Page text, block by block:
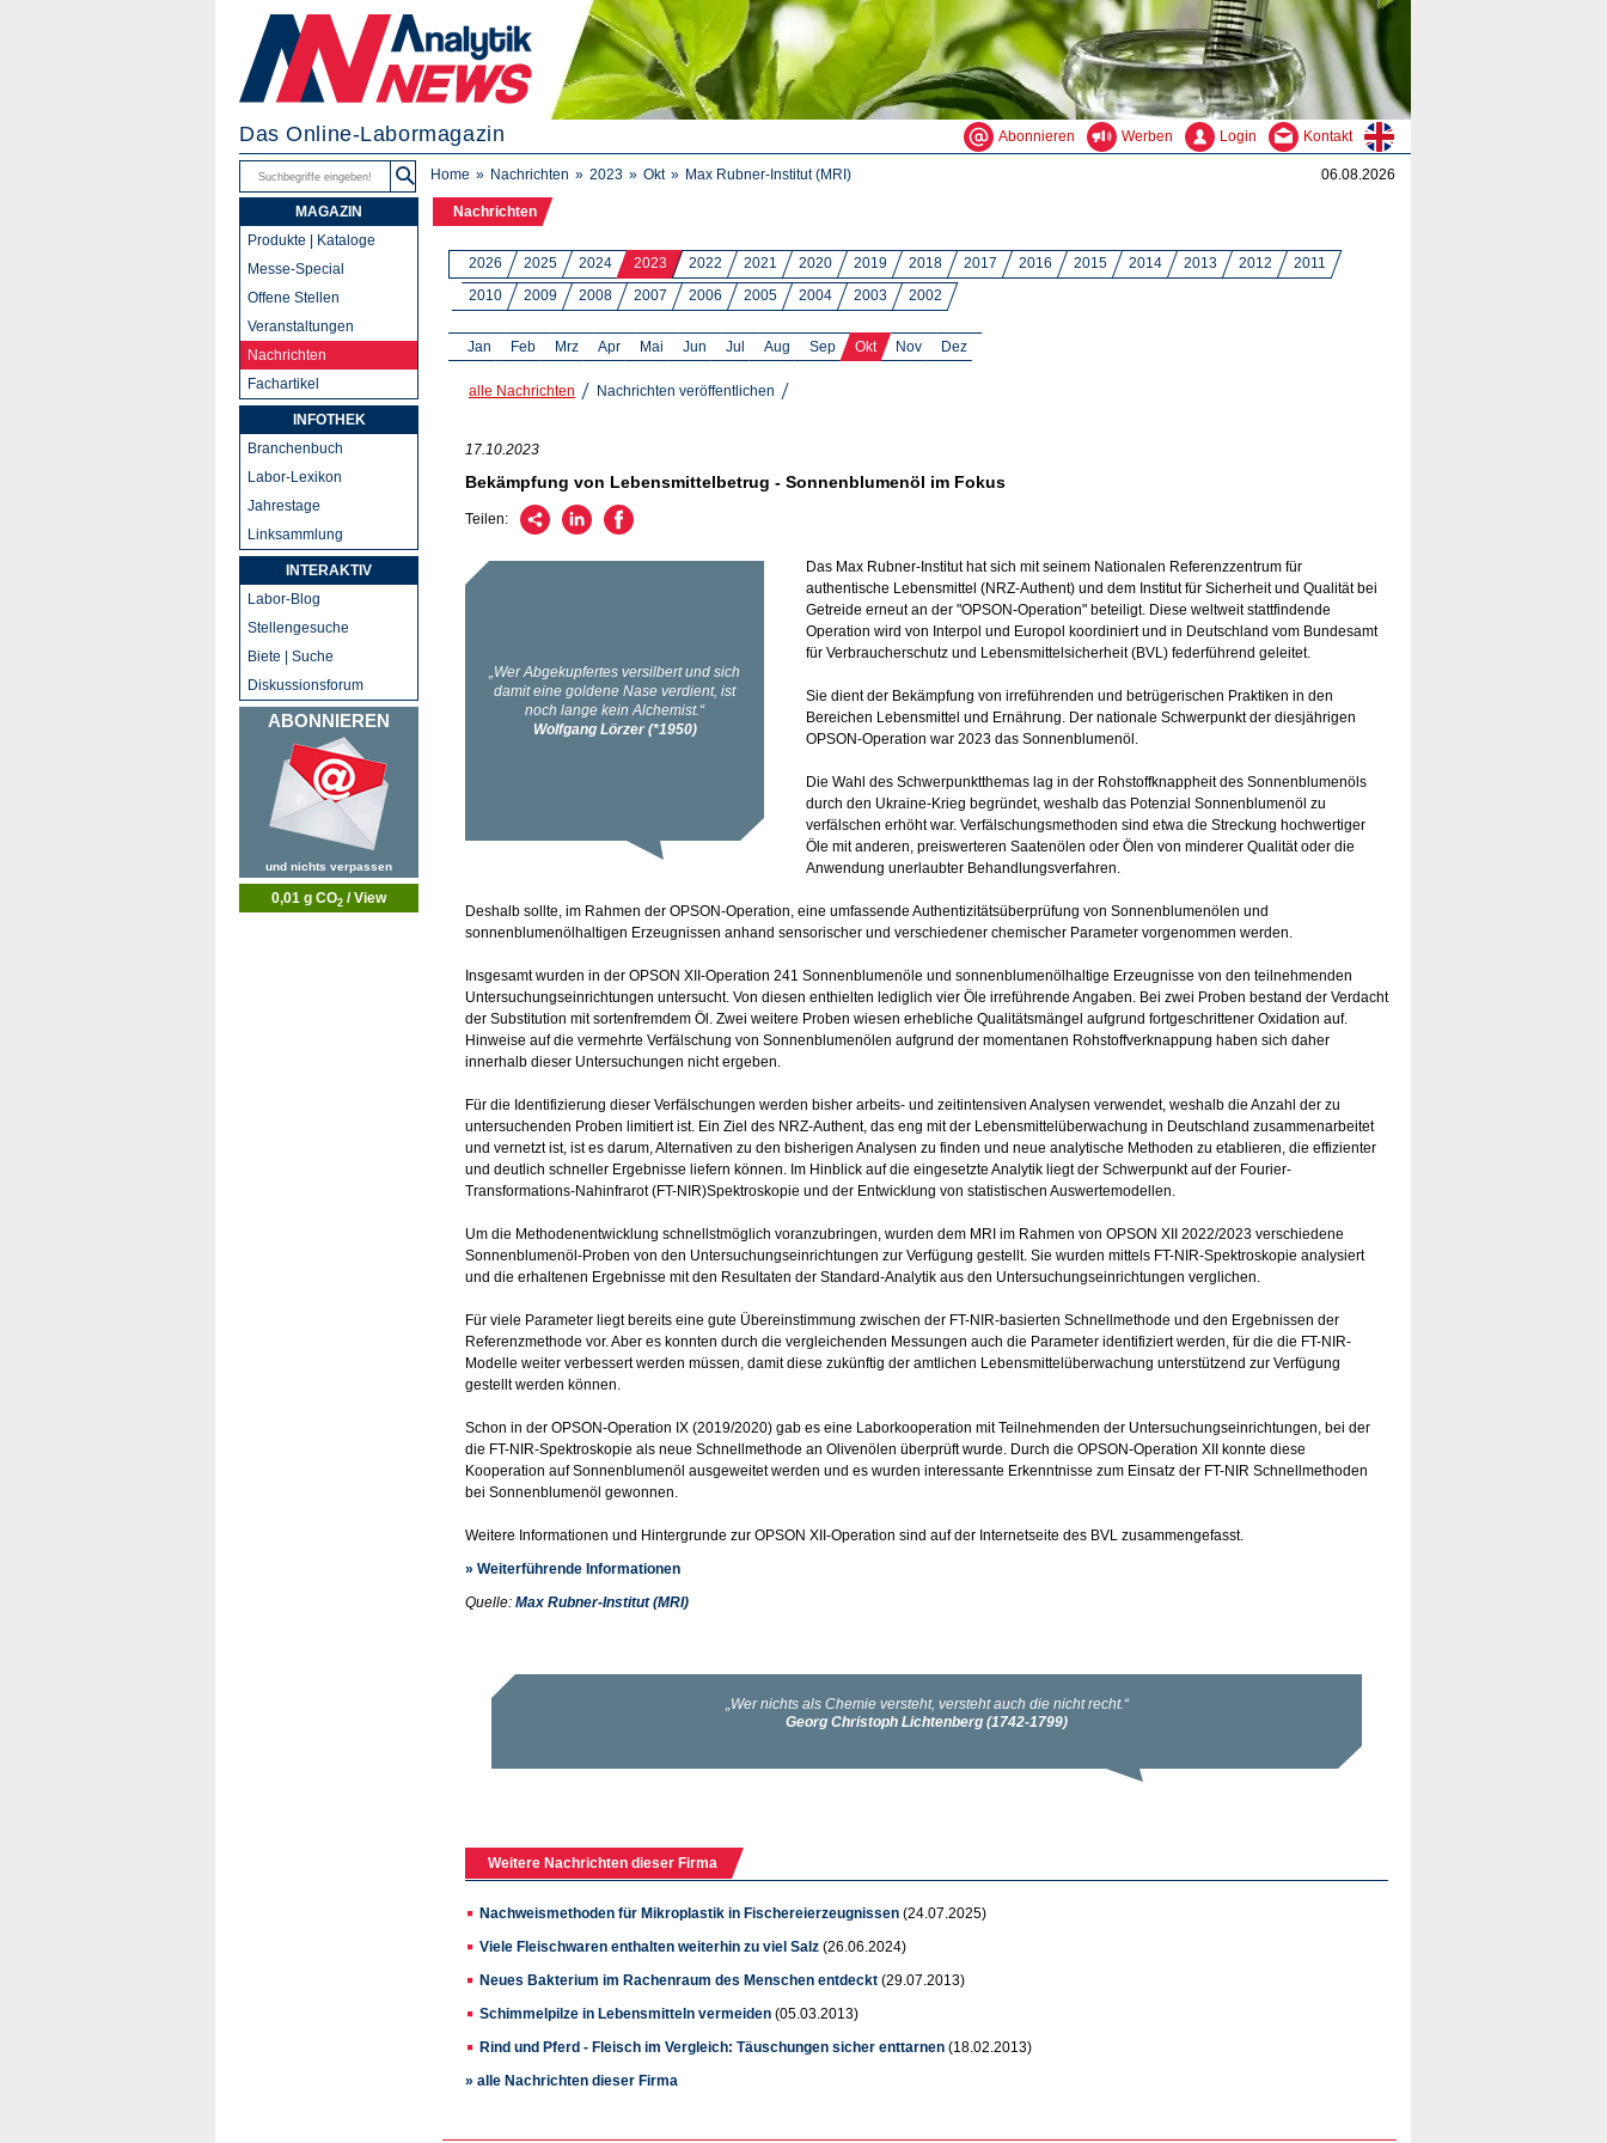
Das Online-Labormagazin Abonnieren Werben Login Kontakt
Home Nachrichten 2023 Okt Max Rubner-Institut (MRI) 06.08.2026
Nachrichten
2026 2025 2024 2023 2022 2021 2020 2019 2018 2017 2016 2015 2014 2013 2012
2011
2010
2009 2008 2007 2006 2005 2004 2003 2002
Jan Feb Mrz Apr Mai Jun Jul Aug Sep Okt Nov Dez
alle Nachrichten Nachrichten veröffentlichen
17.10.2023
Bekämpfung von Lebensmittelbetrug - Sonnenblumenöl im Fokus
Teilen:
Das Max Rubner-Institut hat sich mit seinem Nationalen Referenzzentrum für
authentische Lebensmittel (NRZ-Authent) und dem Institut für Sicherheit und Qualität bei
Getreide erneut an der "OPSON-Operation" beteiligt. Diese weltweit stattfindende
Operation wird von Interpol und Europol koordiniert und in Deutschland vom Bundesamt
für Verbraucherschutz und Lebensmittelsicherheit (BVL) federführend geleitet.
Sie dient der Bekämpfung von irreführenden und betrügerischen Praktiken in den
Bereichen Lebensmittel und Ernährung. Der nationale Schwerpunkt der diesjährigen
OPSON-Operation war 2023 das Sonnenblumenöl.
Die Wahl des Schwerpunktthemas lag in der Rohstoffknappheit des Sonnenblumenöls
durch den Ukraine-Krieg begründet, weshalb das Potenzial Sonnenblumenöl zu
verfälschen erhöht war. Verfälschungsmethoden sind etwa die Streckung hochwertiger
Öle mit anderen, preiswerteren Saatenölen oder Ölen von minderer Qualität oder die
Anwendung unerlaubter Behandlungsverfahren.
Deshalb sollte, im Rahmen der OPSON-Operation, eine umfassende Authentizitätsüberprüfung von Sonnenblumenölen und
sonnenblumenölhaltigen Erzeugnissen anhand sensorischer und verschiedener chemischer Parameter vorgenommen werden.
Insgesamt wurden in der OPSON XII-Operation 241 Sonnenblumenöle und sonnenblumenölhaltige Erzeugnisse von den teilnehmenden
Untersuchungseinrichtungen untersucht. Von diesen enthielten lediglich vier Öle irreführende Angaben. Bei zwei Proben bestand der Verdacht
der Substitution mit sortenfremdem Öl. Zwei weitere Proben wiesen erhebliche Qualitätsmängel aufgrund fortgeschrittener Oxidation auf.
Hinweise auf die vermehrte Verfälschung von Sonnenblumenölen aufgrund der momentanen Rohstoffverknappung haben sich daher
innerhalb dieser Untersuchungen nicht ergeben.
Für die Identifizierung dieser Verfälschungen werden bisher arbeits- und zeitintensiven Analysen verwendet, weshalb die Anzahl der zu
untersuchenden Proben limitiert ist. Ein Ziel des NRZ-Authent, das eng mit der Lebensmittelüberwachung in Deutschland zusammenarbeitet
und vernetzt ist, ist es darum, Alternativen zu den bisherigen Analysen zu finden und neue analytische Methoden zu etablieren, die effizienter
und deutlich schneller Ergebnisse liefern können. Im Hinblick auf die eingesetzte Analytik liegt der Schwerpunkt auf der Fourier-
Transformations-Nahinfrarot (FT-NIR)Spektroskopie und der Entwicklung von statistischen Auswertemodellen.
Um die Methodenentwicklung schnellstmöglich voranzubringen, wurden dem MRI im Rahmen von OPSON XII 2022/2023 verschiedene
Sonnenblumenöl-Proben von den Untersuchungseinrichtungen zur Verfügung gestellt. Sie wurden mittels FT-NIR-Spektroskopie analysiert
und die erhaltenen Ergebnisse mit den Resultaten der Standard-Analytik aus den Untersuchungseinrichtungen verglichen.
Für viele Parameter liegt bereits eine gute Übereinstimmung zwischen der FT-NIR-basierten Schnellmethode und den Ergebnissen der
Referenzmethode vor. Aber es konnten durch die vergleichenden Messungen auch die Parameter identifiziert werden, für die die FT-NIR-
Modelle weiter verbessert werden müssen, damit diese zukünftig der amtlichen Lebensmittelüberwachung unterstützend zur Verfügung
gestellt werden können.
Schon in der OPSON-Operation IX (2019/2020) gab es eine Laborkooperation mit Teilnehmenden der Untersuchungseinrichtungen, bei der
die FT-NIR-Spektroskopie als neue Schnellmethode an Olivenölen überprüft wurde. Durch die OPSON-Operation XII konnte diese
Kooperation auf Sonnenblumenöl ausgeweitet werden und es wurden interessante Erkenntnisse zum Einsatz der FT-NIR Schnellmethoden
bei Sonnenblumenöl gewonnen.
Weitere Informationen und Hintergrunde zur OPSON XII-Operation sind auf der Internetseite des BVL zusammengefasst.
» Weiterführende Informationen
Quelle: Max Rubner-Institut (MRI)
Weitere Nachrichten dieser Firma
Nachweismethoden für Mikroplastik in Fischereierzeugnissen (24.07.2025)
Viele Fleischwaren enthalten weiterhin zu viel Salz (26.06.2024)
Neues Bakterium im Rachenraum des Menschen entdeckt (29.07.2013)
Schimmelpilze in Lebensmitteln vermeiden (05.03.2013)
Rind und Pferd - Fleisch im Vergleich: Täuschungen sicher enttarnen (18.02.2013)
» alle Nachrichten dieser Firma
MAGAZIN
Produkte | Kataloge
Messe-Special
Offene Stellen
Veranstaltungen
Nachrichten
Fachartikel
INFOTHEK
Branchenbuch
Labor-Lexikon
Jahrestage
Linksammlung
INTERAKTIV
Labor-Blog
Stellengesuche
Biete | Suche
Diskussionsforum
ABONNIEREN
und nichts verpassen
0,01 g CO2 / View